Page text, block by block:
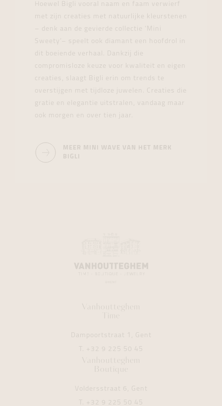
Hoewel Bigli vooral naam en faam verwierf
met zijn creaties met natuurlijke kleurstenen
– denk aan de gevierde collectie ‘Mini
Sweety’– speelt ook diamant een hoofdrol in
dit boeiende verhaal. Dankzij die
compromisloze keuze voor kwaliteit en eigen
creaties, slaagt Bigli erin om trends te
overstijgen met tijdloze juwelen. Creaties die
gratie en elegantie uitstralen, vandaag maar
ook morgen en over tien jaar.
MEER MINI WAVE VAN HET MERK
BIGLI
Vanhoutteghem
Time
Dampoortstraat 1, Gent
T. +32 9 225 50 45
Vanhoutteghem
Boutique
Voldersstraat 6, Gent
T. +32 9 225 50 45